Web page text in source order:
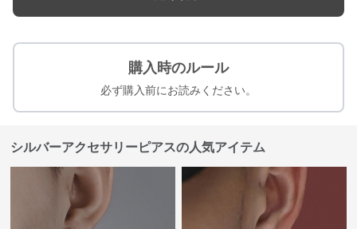
購入時のルール
必ず購入前にお読みください。
シルバーアクセサリーピアスの人気アイテム